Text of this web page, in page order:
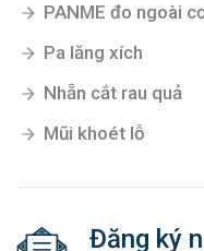
PANME đo ngoài
Pa lăng xích
Nhẵn cắt rau quả
Mũi khoét lỗ
Đăng ký